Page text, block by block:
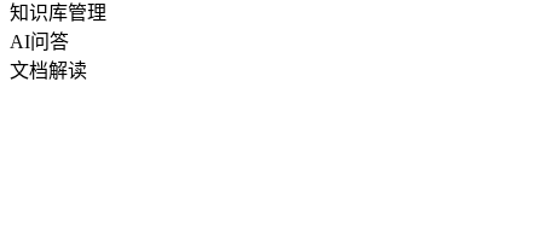
知识库管理
AI问答
文档解读